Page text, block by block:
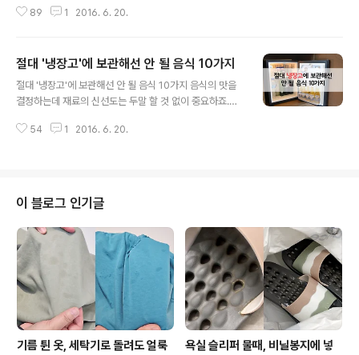
품을 넣고 더 안심할지 모르는데요. 얼린 식품은 전자레인
양에 많은 손상을 초래합니다.어떤 식품은 냉동 보관하는
게 맞으나 해동과정이 적절치 못해 영양소가 파괴되기도
하는데요. 냉동실 사용의 중요한 점은 다음과 같다고 해요.
다.' 둘째, '음식은 완전히 식힌 후 냉동실에 넣는다.' 셋째,
89 1 2016. 6. 20.
절대 '냉장고'에 보관해선 안 될 음식 10가지
절대 '냉장고'에 보관해선 안 될 음식 10가지 음식의 맛을
결정하는데 재료의 신선도는 두말 할 것 없이 중요하죠.문
래서 신선한 재료를 잘 보관하는 게 중요하답니다. 보통 재
고 있습니다. 실상 모든 식품이 고유의 풍미를 지니고 있지
만, 시간이 가면 그 맛을 잃고 상할 수밖에 없는데요. 냉장
고 안 음식도 마찬가지입니다. 안심하고 믿었던 냉장고 안
에서 곰팡이 낀 고추장이나 잼 같은 것을 발견한 적은 없었
나요? 제때 먹어 치우지 못한 음식을 냉장고에 넣었다가 오
랫동안 잊어버린 때가 있지 ..
54 1 2016. 6. 20.
이 블로그 인기글
기름 튄 옷, 세탁기로 돌려도 얼룩
욕실 슬리퍼 물때, 비닐봉지에 넣